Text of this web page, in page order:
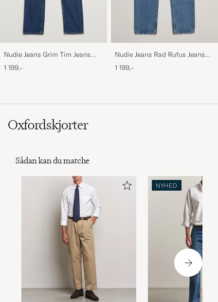
Nudie Jeans Grim Tim Jeans
Indigo Myth
1 199,-
Nudie Jeans Rad Rufus Jeans
Indigo Blues
1 199,-
Oxfordskjorter
Sådan kan du matche
NYHED